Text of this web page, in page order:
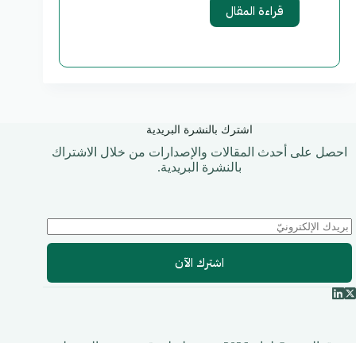
قراءة المقال
اشترك بالنشرة البريدية
احصل على أحدث المقالات والإصدارات من خلال الاشتراك
بالنشرة البريدية.
اشترك الآن